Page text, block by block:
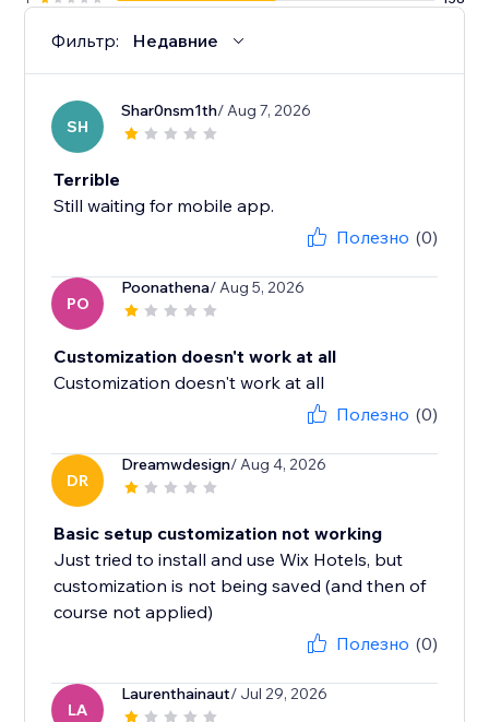
Фильтр: Недавние
SH
Shar0nsm1th/ Aug 7, 2026
Terrible
Still waiting for mobile app.
Полезно (0)
PO
Poonathena/ Aug 5, 2026
Customization doesn't work at all
Customization doesn't work at all
Полезно (0)
DR
Dreamwdesign/ Aug 4, 2026
Basic setup customization not working
Just tried to install and use Wix Hotels, but
customization is not being saved (and then of
course not applied)
Полезно (0)
LA
Laurenthainaut/ Jul 29, 2026